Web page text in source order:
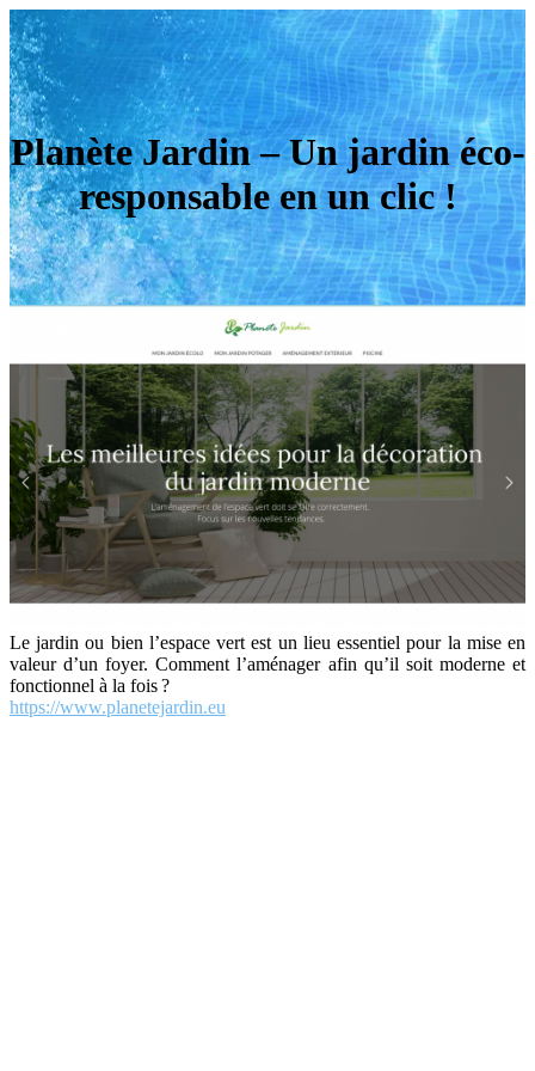
Planète Jardin – Un jardin éco-
responsable en un clic !
Le jardin ou bien l’espace vert est un lieu essentiel pour la mise en
valeur d’un foyer. Comment l’aménager afin qu’il soit moderne et
fonctionnel à la fois ?
https://www.planetejardin.eu